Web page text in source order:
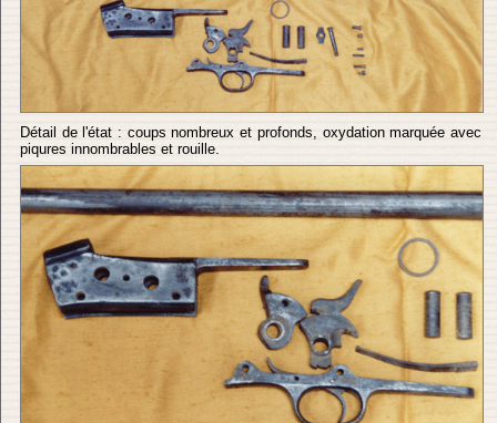
Détail de l'état : coups nombreux et profonds, oxydation marquée avec
piqures innombrables et rouille.